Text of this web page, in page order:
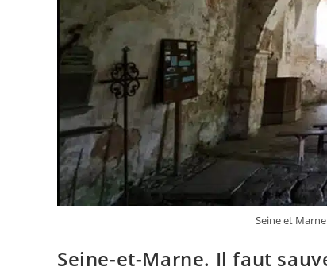
Seine et
Seine-et-Marne. Il faut